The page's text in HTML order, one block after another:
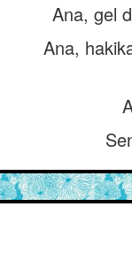
Ana, gel
Ana,